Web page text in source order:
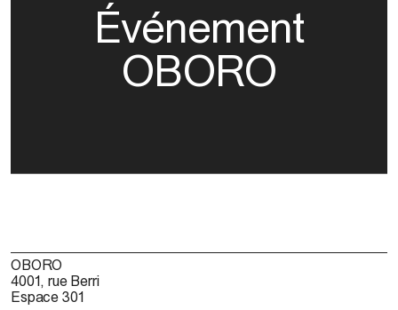
Événement
OBORO
OBORO
4001, rue Berri
Espace 301